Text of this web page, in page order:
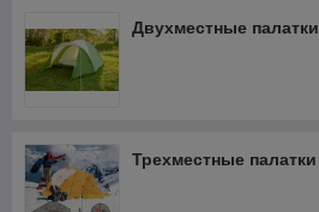
Двухместные палатки
Трехместные палатки